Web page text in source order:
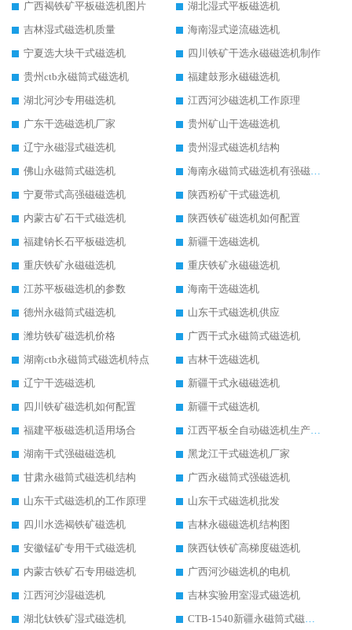
广西褐铁矿平板磁选机图片
湖北湿式平板磁选机
吉林湿式磁选机质量
海南湿式逆流磁选机
宁夏选大块干式磁选机
四川铁矿干选永磁磁选机制作
贵州ctb永磁筒式磁选机
福建鼓形永磁磁选机
湖北河沙专用磁选机
江西河沙磁选机工作原理
广东干选磁选机厂家
贵州矿山干选磁选机
辽宁永磁湿式磁选机
贵州湿式磁选机结构
佛山永磁筒式磁选机
海南永磁筒式磁选机有强磁的吗
宁夏带式高强磁磁选机
陕西粉矿干式磁选机
内蒙古矿石干式磁选机
陕西铁矿磁选机如何配置
福建钠长石平板磁选机
新疆干选磁选机
重庆铁矿永磁磁选机
重庆铁矿永磁磁选机
江苏平板磁选机的参数
海南干选磁选机
德州永磁筒式磁选机
山东干式磁选机供应
潍坊铁矿磁选机价格
广西干式永磁筒式磁选机
湖南ctb永磁筒式磁选机特点
吉林干选磁选机
辽宁干选磁选机
新疆干式永磁磁选机
四川铁矿磁选机如何配置
新疆干式磁选机
福建平板磁选机适用场合
江西平板全自动磁选机生产厂家
湖南干式强磁磁选机
黑龙江干式磁选机厂家
甘肃永磁筒式磁选机结构
广西永磁筒式强磁选机
山东干式磁选机的工作原理
山东干式磁选机批发
四川水选褐铁矿磁选机
吉林永磁磁选机结构图
安徽锰矿专用干式磁选机
陕西钛铁矿高梯度磁选机
内蒙古铁矿石专用磁选机
广西河沙磁选机的电机
江西河沙湿磁选机
吉林实验用室湿式磁选机
湖北钛铁矿湿式磁选机
CTB-1540新疆永磁筒式磁选机